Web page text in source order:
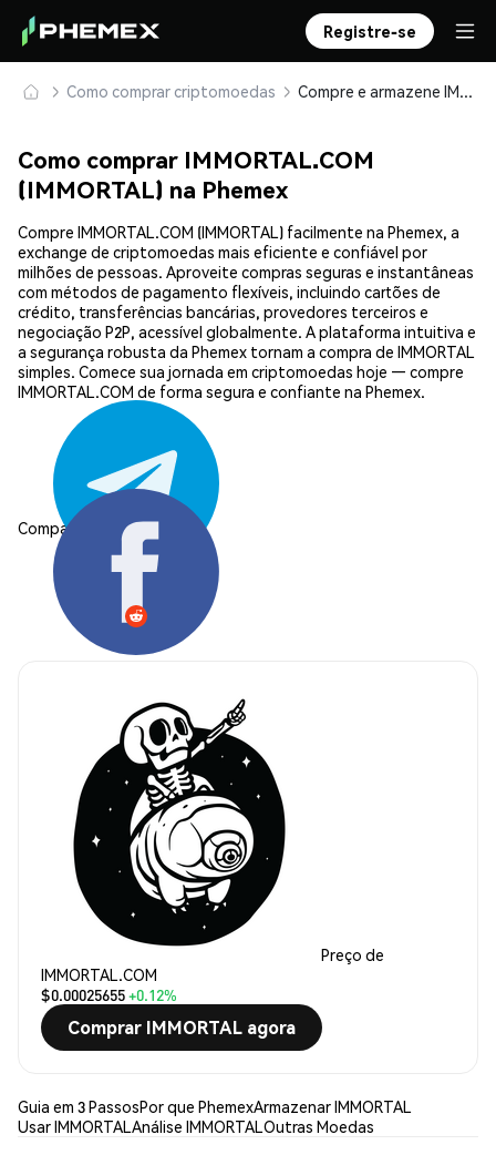
Registre-se
Como comprar criptomoedas Compre e armazene IMMORTAL.COM (IMMORTAL) com segurança
Como comprar IMMORTAL.COM
(IMMORTAL) na Phemex
Compre IMMORTAL.COM (IMMORTAL) facilmente na Phemex, a
exchange de criptomoedas mais eficiente e confiável por
milhões de pessoas. Aproveite compras seguras e instantâneas
com métodos de pagamento flexíveis, incluindo cartões de
crédito, transferências bancárias, provedores terceiros e
negociação P2P, acessível globalmente. A plataforma intuitiva e
a segurança robusta da Phemex tornam a compra de IMMORTAL
simples. Comece sua jornada em criptomoedas hoje — compre
IMMORTAL.COM de forma segura e confiante na Phemex.
Compartilhar:
Preço de
IMMORTAL.COM
$0.00025655+0.12%
Comprar IMMORTAL agora
Guia em 3 PassosPor que PhemexArmazenar IMMORTAL
Usar IMMORTALAnálise IMMORTALOutras Moedas